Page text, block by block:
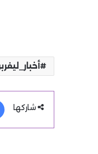
شاركها